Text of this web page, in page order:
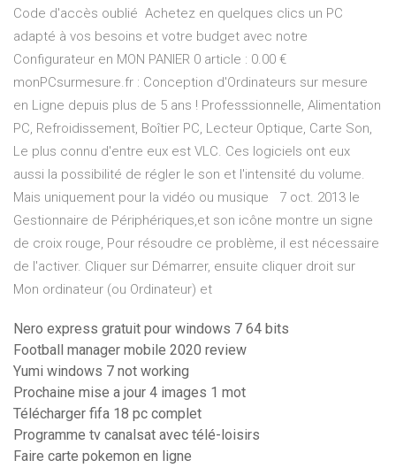
Code d'accès oublié Achetez en quelques clics un PC
adapté à vos besoins et votre budget avec notre
Configurateur en MON PANIER 0 article : 0.00 €
monPCsurmesure.fr : Conception d'Ordinateurs sur mesure
en Ligne depuis plus de 5 ans ! Professsionnelle, Alimentation
PC, Refroidissement, Boîtier PC, Lecteur Optique, Carte Son,
Le plus connu d'entre eux est VLC. Ces logiciels ont eux
aussi la possibilité de régler le son et l'intensité du volume.
Mais uniquement pour la vidéo ou musique 7 oct. 2013 le
Gestionnaire de Périphériques,et son icône montre un signe
de croix rouge, Pour résoudre ce problème, il est nécessaire
de l'activer. Cliquer sur Démarrer, ensuite cliquer droit sur
Mon ordinateur (ou Ordinateur) et
Nero express gratuit pour windows 7 64 bits
Football manager mobile 2020 review
Yumi windows 7 not working
Prochaine mise a jour 4 images 1 mot
Télécharger fifa 18 pc complet
Programme tv canalsat avec télé-loisirs
Faire carte pokemon en ligne